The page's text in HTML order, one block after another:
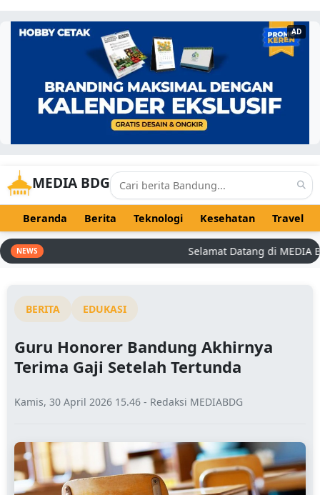
AD
MEDIA BDG
Beranda Berita Teknologi Kesehatan Travel
NEWS Selamat Datang di MEDIA
BERITA EDUKASI
Guru Honorer Bandung Akhirnya
Terima Gaji Setelah Tertunda
Kamis, 30 April 2026 15.46 - Redaksi MEDIABDG